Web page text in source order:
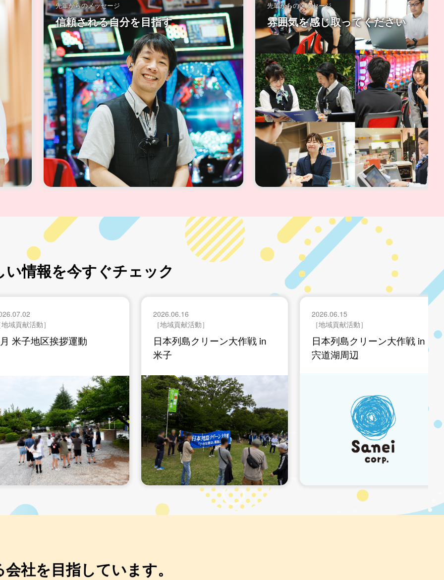
先輩からのメッセージ
雰囲気を感じ取ってください
先輩からのメッセージ
笑顔が絶えない職場
い情報を今すぐチェック
2026.06.16
［地域貢献活動］
日本列島クリーン大作戦 in
2026.06.15
［地域貢献活動］
日本列島クリーン大作戦 in
宍道湖周辺
2026.06.15
［地域貢献活動］
日本列島クリーン作戦 in 稲
佐の浜海岸
社を目指しています。